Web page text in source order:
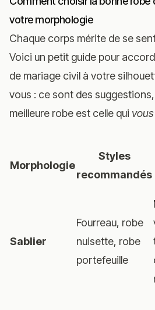
votre morphologie
Chaque corps mérite de se
Voici un petit guide pour
de mariage civil à votre
vous : ce sont des
meilleure robe est celle qui vous
Morphologie
Styles
recommandés
Sablier
Fourreau, robe
nuisette, robe
portefeuille